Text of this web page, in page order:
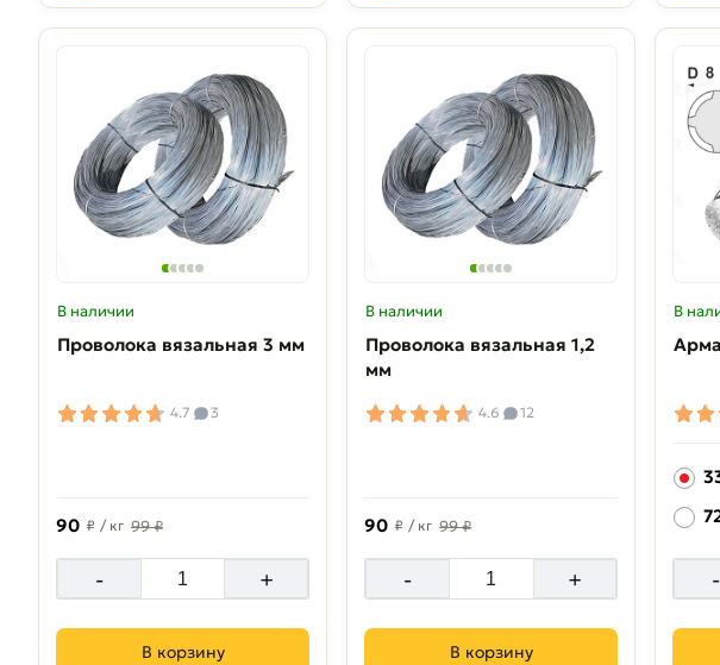
В наличии
Проволока вязальная 3 мм
4.7 3
90 ₽ / кг 99 ₽
- +
В корзину
В наличии
Проволока вязальная 1,2
мм
4.6 12
90 ₽ / кг 99 ₽
- +
В корзину
В
-